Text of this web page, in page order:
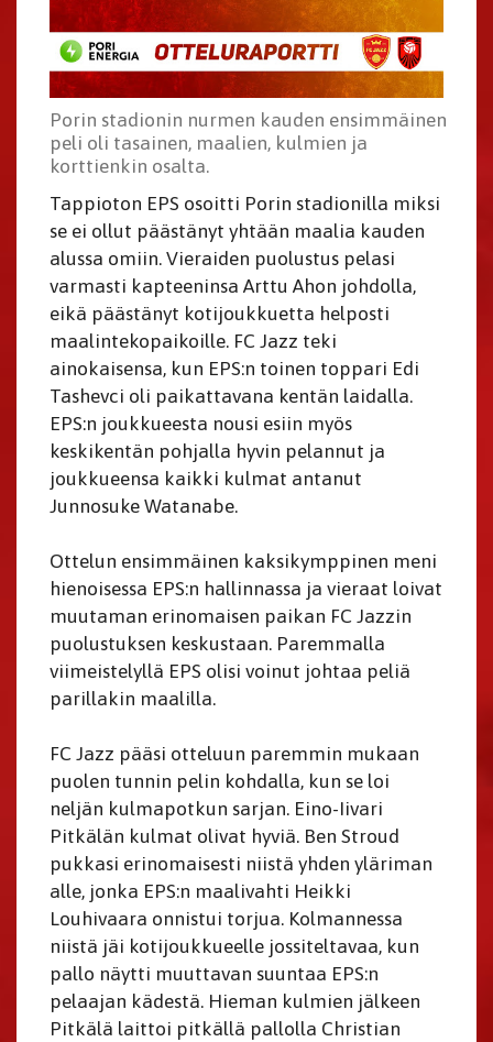
Porin stadionin nurmen kauden ensimmäinen
peli oli tasainen, maalien, kulmien ja
korttienkin osalta.
Tappioton EPS osoitti Porin stadionilla miksi
se ei ollut päästänyt yhtään maalia kauden
alussa omiin. Vieraiden puolustus pelasi
varmasti kapteeninsa Arttu Ahon johdolla,
eikä päästänyt kotijoukkuetta helposti
maalintekopaikoille. FC Jazz teki
ainokaisensa, kun EPS:n toinen toppari Edi
Tashevci oli paikattavana kentän laidalla.
EPS:n joukkueesta nousi esiin myös
keskikentän pohjalla hyvin pelannut ja
joukkueensa kaikki kulmat antanut
Junnosuke Watanabe.
Ottelun ensimmäinen kaksikymppinen meni
hienoisessa EPS:n hallinnassa ja vieraat loivat
muutaman erinomaisen paikan FC Jazzin
puolustuksen keskustaan. Paremmalla
viimeistelyllä EPS olisi voinut johtaa peliä
parillakin maalilla.
FC Jazz pääsi otteluun paremmin mukaan
puolen tunnin pelin kohdalla, kun se loi
neljän kulmapotkun sarjan. Eino-Iivari
Pitkälän kulmat olivat hyviä. Ben Stroud
pukkasi erinomaisesti niistä yhden yläriman
alle, jonka EPS:n maalivahti Heikki
Louhivaara onnistui torjua. Kolmannessa
niistä jäi kotijoukkueelle jossiteltavaa, kun
pallo näytti muuttavan suuntaa EPS:n
pelaajan kädestä. Hieman kulmien jälkeen
Pitkälä laittoi pitkällä pallolla Christian